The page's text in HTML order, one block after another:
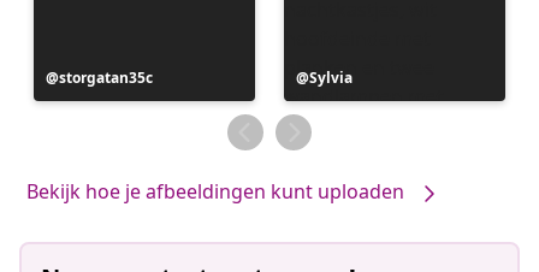
Bericht
gepubliceerd
storgatan35c
Bericht
gepubliceerd
door
Sylvia
Bekijk hoe je afbeeldingen kunt uploaden